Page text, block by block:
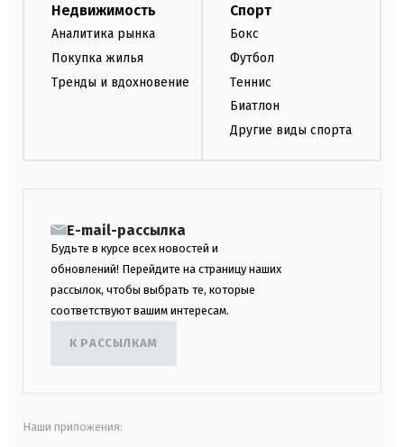
Недвижимость
Аналитика рынка
Покупка жилья
Тренды и вдохновение
Спорт
Бокс
Футбол
Теннис
Биатлон
Другие виды спорта
E-mail-рассылка
Будьте в курсе всех новостей и
обновлений! Перейдите на страницу наших
рассылок, чтобы выбрать те, которые
соответствуют вашим интересам.
К РАССЫЛКАМ
Наши приложения: